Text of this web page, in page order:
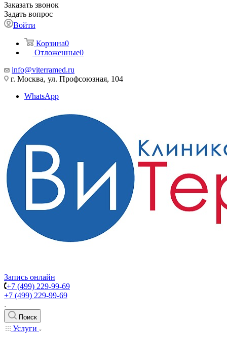
Заказать звонок
Задать вопрос
Войти
Корзина0
Отложенные0
info@viterramed.ru
г. Москва, ул. Профсоюзная, 104
WhatsApp
Запись онлайн
+7 (499) 229-99-69
+7 (499) 229-99-69
Поиск
Услуги